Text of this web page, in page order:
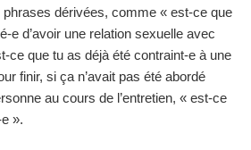
phrases dérivées, comme « est-ce que
e d’avoir une relation sexuelle avec
ce que tu as déjà été contraint-e à une
finir, si ça n’avait pas été abordé
au cours de l’entretien, « est-ce
».